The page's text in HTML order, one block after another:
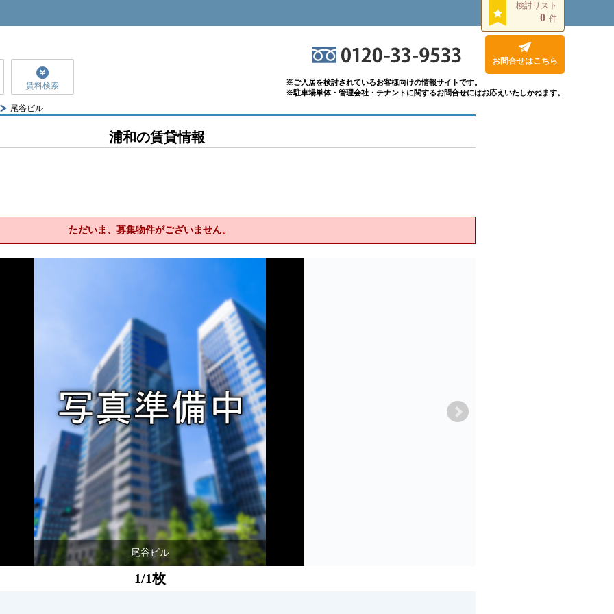
検討リスト
0 件
賃料検索
お問合せはこちら
※ご入居を検討されているお客様向けの情報サイトです。
※駐車場単体・管理会社・テナントに関するお問合せにはお応えいたしかねます。
尾谷ビル
浦和の賃貸情報
ただいま、募集物件がございません。
尾谷ビル
1/1枚